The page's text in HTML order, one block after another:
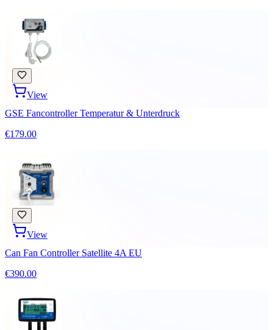
View
GSE Fancontroller Temperatur & Unterdruck
€179.00
View
Can Fan Controller Satellite 4A EU
€390.00